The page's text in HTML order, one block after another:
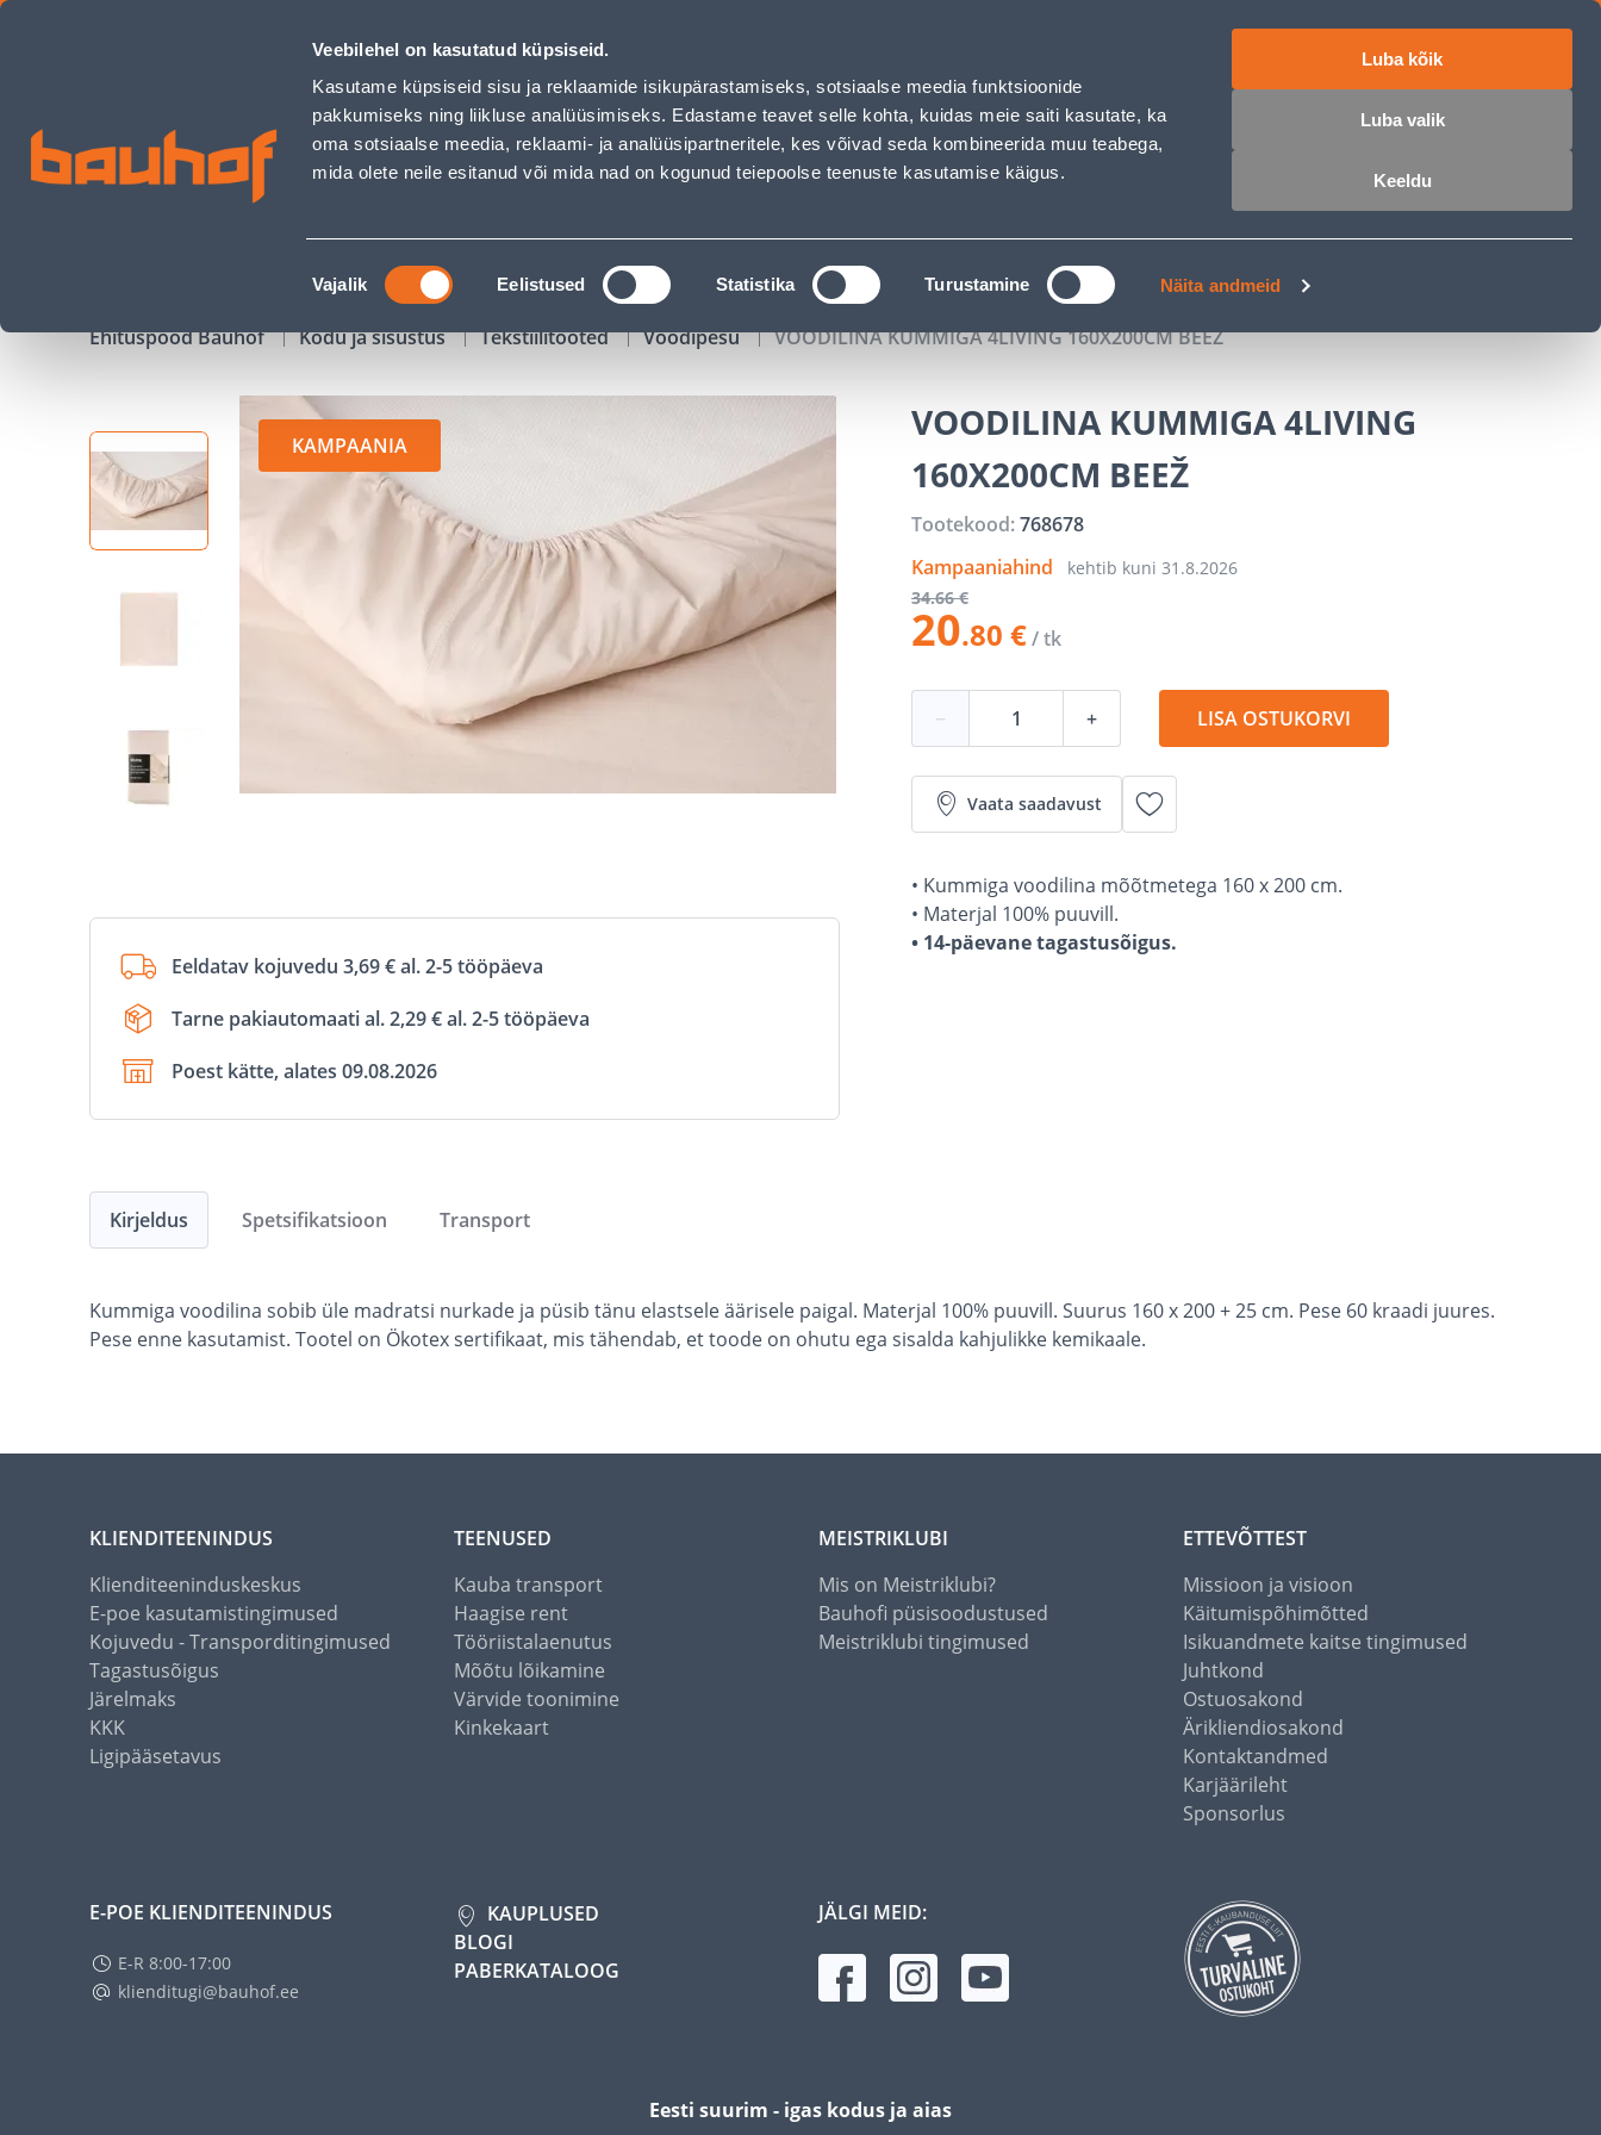
Veebilehel on kasutatud küpsiseid.
Kasutame küpsiseid sisu ja reklaamide isikupärastamiseks, sotsiaalse meedia funktsioonide
pakkumiseks ning liikluse analüüsimiseks. Edastame teavet selle kohta, kuidas meie saiti kasutate, ka
oma sotsiaalse meedia, reklaami- ja analüüsipartneritele, kes võivad seda kombineerida muu teabega,
mida olete neile esitanud või mida nad on kogunud teiepoolse teenuste kasutamise käigus.
Nõusoleku
valik
Vajalik Eelistused Statistika Turustamine Näita andmeid
Luba kõik
Luba valik
Keeldu
VOODILINA KUMMIGA 4LIVING 160X200CM BEEŽ - Bauhof has loaded
Äriklienditeenindus Klienditeenindus Teenused Karjäärileht
OTSI Logi sisse
KAMPAANIAD KATALOOGID TÖÖRIISTALAENUTUS JÄRELMAKS
Ehituspood Bauhof Kodu ja sisustus Tekstiilitooted Voodipesu VOODILINA KUMMIGA 4LIVING 160X200CM BEEŽ
KAMPAANIA
Eeldatav kojuvedu 3,69 € al. 2-5 tööpäeva
Tarne pakiautomaati al. 2,29 € al. 2-5 tööpäeva
Poest kätte, alates 09.08.2026
VOODILINA KUMMIGA 4LIVING
160X200CM BEEŽ
Tootekood:768678
Kampaaniahind
kehtib kuni 31.8.2026
34.66 €
20.80 €/ tk
− + LISA OSTUKORVI
Vaata saadavust
• Kummiga voodilina mõõtmetega 160 x 200 cm.
• Materjal 100% puuvill.
• 14-päevane tagastusõigus.
Kirjeldus
Kummiga voodilina sobib üle madratsi nurkade ja püsib tänu elastsele äärisele paigal. Materjal 100% puuvill. Suurus 160 x 200 + 25 cm. Pese 60 kraadi juures.
Pese enne kasutamist. Tootel on Ökotex sertifikaat, mis tähendab, et toode on ohutu ega sisalda kahjulikke kemikaale.
Spetsifikatsioon Transport
KLIENDITEENINDUS
Klienditeeninduskeskus
E-poe kasutamistingimused
Kojuvedu - Transporditingimused
Tagastusõigus
Järelmaks
KKK
Ligipääsetavus
TEENUSED
Kauba transport
Haagise rent
Tööriistalaenutus
Mõõtu lõikamine
Värvide toonimine
Kinkekaart
MEISTRIKLUBI
Mis on Meistriklubi?
Bauhofi püsisoodustused
Meistriklubi tingimused
ETTEVÕTTEST
Missioon ja visioon
Käitumispõhimõtted
Isikuandmete kaitse tingimused
Juhtkond
Ostuosakond
Ärikliendiosakond
Kontaktandmed
Karjäärileht
Sponsorlus
E-POE KLIENDITEENINDUS
E-R 8:00-17:00
klienditugi@bauhof.ee
KAUPLUSED
BLOGI
PABERKATALOOG
JÄLGI MEID:
Eesti suurim - igas kodus ja aias